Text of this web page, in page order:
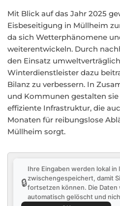
Mit Blick auf das Jahr 2025
Eisbeseitigung in Müllheim
da sich Wetterphänomene
weiterentwickeln. Durch
den Einsatz
Winterdienstleister dazu
Bilanz zu verbessern. In
und Kommunen gestalten
effiziente Infrastruktur, die
Monaten für reibungslose
Müllheim sorgt.
🔒
Ihre Eingaben werden lokal in
zwischengespeichert, damit
fortsetzen können. Die Daten
automatisch gelöscht und